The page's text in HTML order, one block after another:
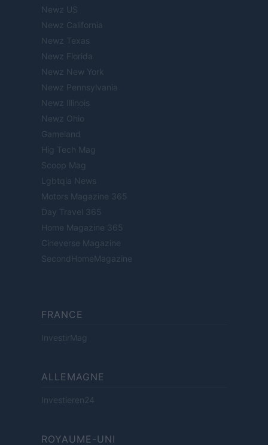
Newz US
Newz California
Newz Texas
Newz Florida
Newz New York
Newz Pennsylvania
Newz Illinois
Newz Ohio
Gameland
Hig Tech Mag
Scoop Mag
Lgbtqia News
Motors Magazine 365
Day Travel 365
Home Magazine 365
Cineverse Magazine
SecondHomeMagazine
FRANCE
InvestirMag
ALLEMAGNE
Investieren24
ROYAUME-UNI